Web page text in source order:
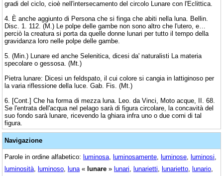
gradi del ciclo, cioè nell'intersecamento del circolo Lunare con l'Eclittica.
4. È anche aggiunto di Persona che si finga che abiti nella luna. Bellin.
Disc. 1. 112. (M.) Le polpe delle gambe non sono altro che l'utero, e…
perciò la creatura si porta da quelle donne lunari per tutto il tempo della
gravidanza loro nelle polpe delle gambe.
5. (Min.) Lunare ed anche Selenitica, dicesi da' naturalisti La materia
specolare o gessosa. (Mt.)
Pietra lunare: Dicesi un feldspato, il cui colore si cangia in lattiginoso per
la varia riflessione della luce. Gab. Fis. (Mt.)
6. [Cont.] Che ha forma di mezza luna. Leo. da Vinci, Moto acque, II. 68.
Se l'entrata dell'acqua nel pelago sarà di figura circolare, la concavità del
suo fondo sarà lunare, ricevendo la ghiara infra uno o due corni di tal
figura.
Navigazione
Parole in ordine alfabetico: luminosa luminosamente luminose luminosi
luminosità luminoso luna « lunare » lunari lunarietti lunarietto lunario